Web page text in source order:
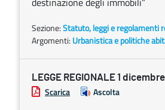
Sezione:Statuto, leggi e regolamenti
Argomenti: Urbanistica e politiche
LEGGE REGIONALE 1
Scarica Ascolta